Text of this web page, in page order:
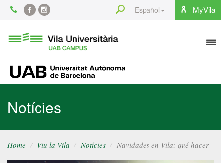
Content FacebookInstagram MyVila
Español
Search
Universitària
UAB
Notícies
Home Viu la Vila Notícies Navidades en Vila: qué hacer